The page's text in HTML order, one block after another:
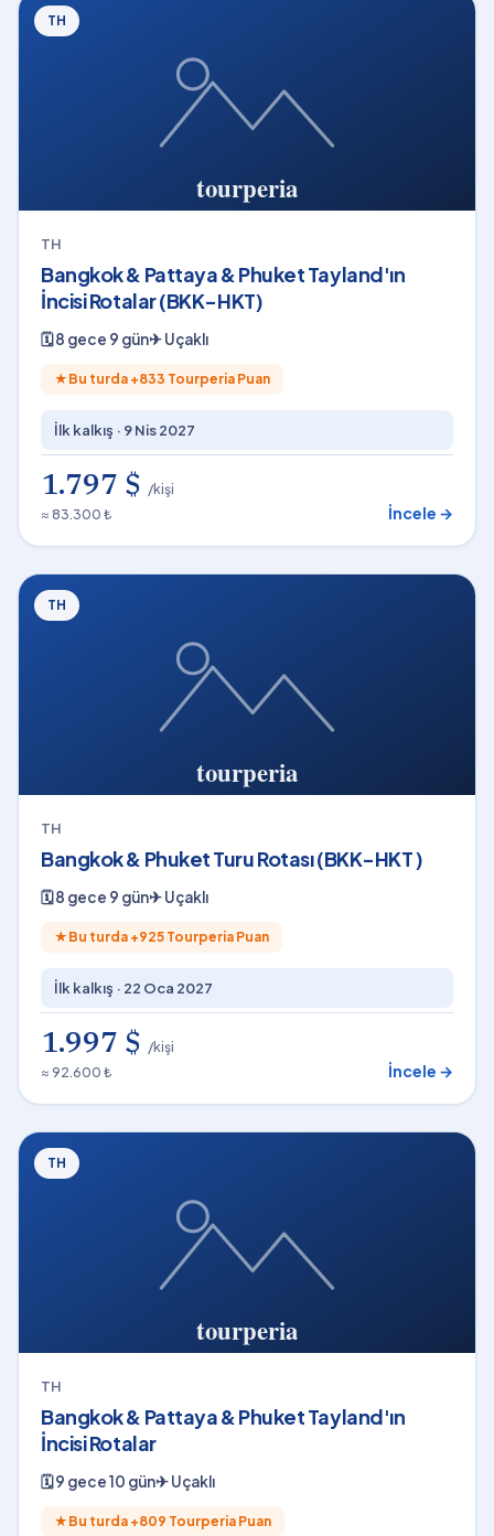
TH
TH
Bangkok & Pattaya & Phuket Tayland'ın
İncisi Rotalar (BKK-HKT)
🗓8 gece 9 gün✈Uçaklı
★ Bu turda +833 Tourperia Puan
İlk kalkış · 9 Nis 2027
1.797 $ /kişi
≈ 83.300 ₺
İncele →
TH
TH
Bangkok & Phuket Turu Rotası (BKK-HKT )
🗓8 gece 9 gün✈Uçaklı
★ Bu turda +925 Tourperia Puan
İlk kalkış · 22 Oca 2027
1.997 $ /kişi
≈ 92.600 ₺
İncele →
TH
TH
Bangkok & Pattaya & Phuket Tayland'ın
İncisi Rotalar
🗓9 gece 10 gün✈Uçaklı
★ Bu turda +809 Tourperia Puan